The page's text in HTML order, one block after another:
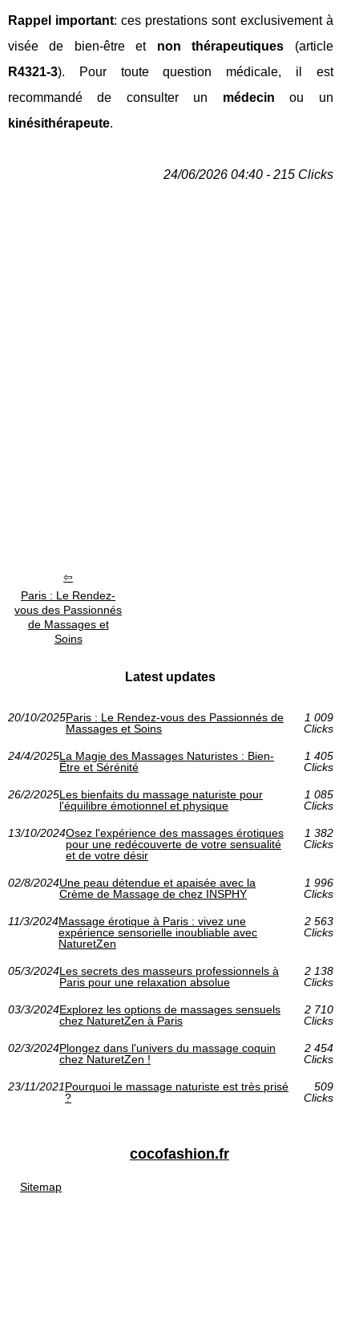
Rappel important: ces prestations sont exclusivement à
visée de bien-être et non thérapeutiques (article
R4321-3). Pour toute question médicale, il est
recommandé de consulter un médecin ou un
kinésithérapeute.
24/06/2026 04:40 - 215 Clicks
Paris : Le Rendez-
vous des Passionnés
de Massages et
Soins
Latest updates
20/10/2025Paris : Le Rendez-vous des Passionnés de
Massages et Soins
1 009
Clicks
24/4/2025La Magie des Massages Naturistes : Bien-
Être et Sérénité
1 405
Clicks
26/2/2025Les bienfaits du massage naturiste pour
l'équilibre émotionnel et physique
1 085
Clicks
13/10/2024Osez l'expérience des massages érotiques
pour une redécouverte de votre sensualité
et de votre désir
1 382
Clicks
02/8/2024Une peau détendue et apaisée avec la
Crème de Massage de chez INSPHY
1 996
Clicks
11/3/2024Massage érotique à Paris : vivez une
expérience sensorielle inoubliable avec
NaturetZen
2 563
Clicks
05/3/2024Les secrets des masseurs professionnels à
Paris pour une relaxation absolue
2 138
Clicks
03/3/2024Explorez les options de massages sensuels
chez NaturetZen à Paris
2 710
Clicks
02/3/2024Plongez dans l'univers du massage coquin
chez NaturetZen !
2 454
Clicks
23/11/2021Pourquoi le massage naturiste est très prisé
?
509
Clicks
cocofashion.fr
Sitemap